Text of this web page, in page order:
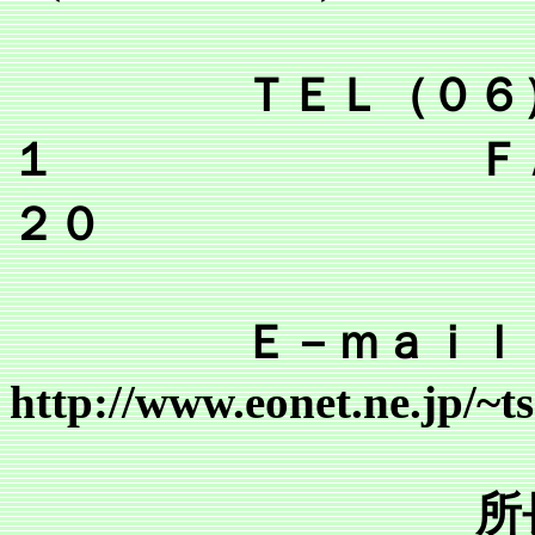
ＴＥＬ（０６）６
１ ＦＡＸ（０
２０
Ｅ－ｍａｉｌ
http://www.eonet.ne.jp/
所